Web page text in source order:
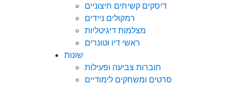
דיסקים קשיחים חיצוניים
רמקולים ניידים
מצלמות דיגיטליות
ראשי דיו וטונרים
שונות
חוברות צביעה ופעילות
סרטים ומשחקים לימודיים